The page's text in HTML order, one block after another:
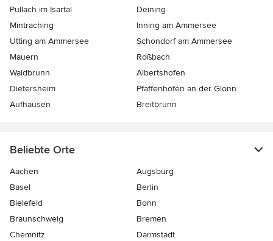
Pullach im Isartal
Deining
Mintraching
Inning am Ammersee
Utting am Ammersee
Schondorf am Ammersee
Mauern
Roßbach
Waldbrunn
Albertshofen
Dietersheim
Pfaffenhofen an der Glonn
Aufhausen
Breitbrunn
Beliebte Orte
Aachen
Augsburg
Basel
Berlin
Bielefeld
Bonn
Braunschweig
Bremen
Chemnitz
Darmstadt